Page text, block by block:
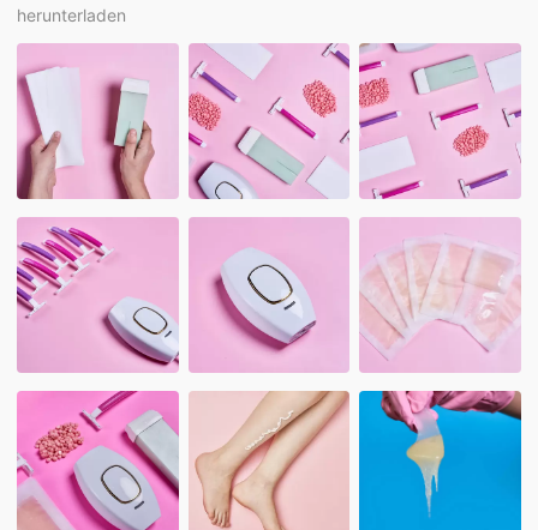
herunterladen